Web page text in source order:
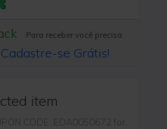
Para receber você precisa
Cadastre-se Grátis!
item
CODE: EDA0050672 for